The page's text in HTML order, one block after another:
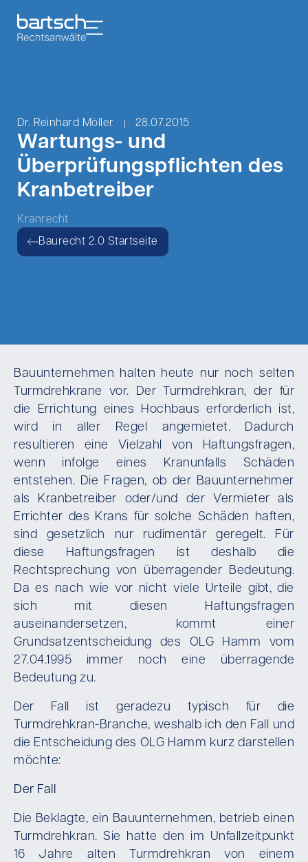
Dr. Reinhard Möller 28.07.2015
Wartungs- und
Überprüfungspflichten des
Kranbetreiber
Kranrecht
Baurecht 2.0 Startseite
Bauunternehmen halten heute nur noch selten
Turmdrehkrane vor. Der Turmdrehkran, der für
die Errichtung eines Hochbaus erforderlich ist,
wird in aller Regel angemietet. Dadurch
resultieren eine Vielzahl von Haftungsfragen,
wenn infolge eines Kranunfalls Schäden
entstehen. Die Fragen, ob der Bauunternehmer
als Kranbetreiber oder/und der Vermieter als
Errichter des Krans für solche Schäden haften,
sind gesetzlich nur rudimentär geregelt. Für
diese Haftungsfragen ist deshalb die
Rechtsprechung von überragender Bedeutung.
Da es nach wie vor nicht viele Urteile gibt, die
sich mit diesen Haftungsfragen
auseinandersetzen, kommt einer
Grundsatzentscheidung des OLG Hamm vom
27.04.1995 immer noch eine überragende
Bedeutung zu.
Der Fall ist geradezu typisch für die
Turmdrehkran-Branche, weshalb ich den Fall und
die Entscheidung des OLG Hamm kurz darstellen
möchte:
Der Fall
Die Beklagte, ein Bauunternehmen, betrieb einen
Turmdrehkran. Sie hatte den im Unfallzeitpunkt
16 Jahre alten Turmdrehkran von einem